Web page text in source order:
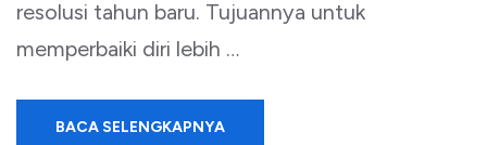
resolusi tahun baru. Tujuannya untuk
memperbaiki diri lebih …
BACA SELENGKAPNYA